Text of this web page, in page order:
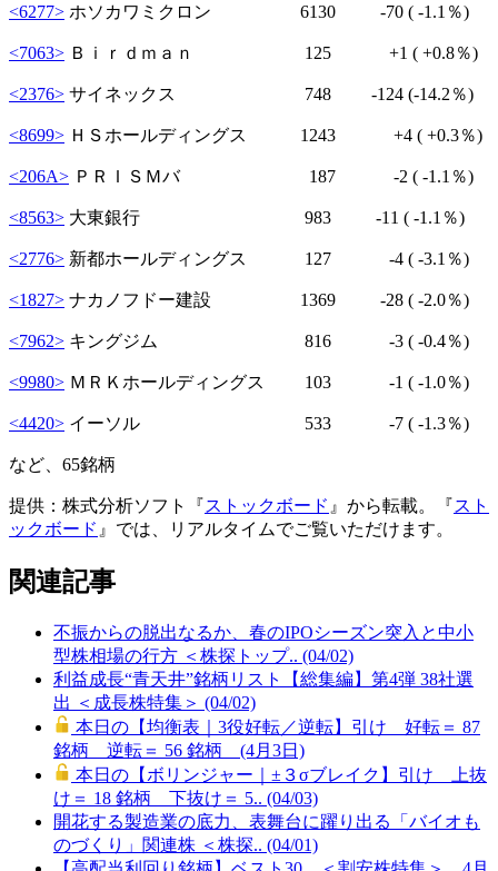
<6277> ホソカワミクロン 6130 -70 ( -1.1％)
<7063> Ｂｉｒｄｍａｎ 125 +1 ( +0.8％)
<2376> サイネックス 748 -124 (-14.2％)
<8699> ＨＳホールディングス 1243 +4 ( +0.3％)
<206A> ＰＲＩＳＭバ 187 -2 ( -1.1％)
<8563> 大東銀行 983 -11 ( -1.1％)
<2776> 新都ホールディングス 127 -4 ( -3.1％)
<1827> ナカノフドー建設 1369 -28 ( -2.0％)
<7962> キングジム 816 -3 ( -0.4％)
<9980> ＭＲＫホールディングス 103 -1 ( -1.0％)
<4420> イーソル 533 -7 ( -1.3％)
など、65銘柄
提供：株式分析ソフト『ストックボード 』から転載。『スト
ックボード 』では、リアルタイムでご覧いただけます。
関連記事
不振からの脱出なるか、春のIPOシーズン突入と中小
型株相場の行方 ＜株探トップ.. (04/02)
利益成長“青天井”銘柄リスト【総集編】第4弾 38社選
出 ＜成長株特集＞ (04/02)
本日の【均衡表｜3役好転／逆転】引け 好転＝ 87
銘柄 逆転＝ 56 銘柄 (4月3日)
本日の【ボリンジャー｜±３σブレイク】引け 上抜
け＝ 18 銘柄 下抜け＝ 5.. (04/03)
開花する製造業の底力、表舞台に躍り出る「バイオも
のづくり」関連株 ＜株探.. (04/01)